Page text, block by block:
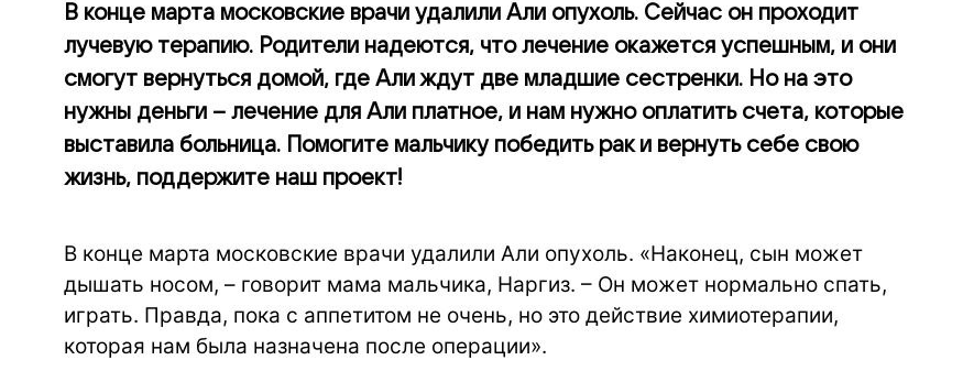
В конце марта московские врачи удалили Али опухоль. Сейчас он проходит
лучевую терапию. Родители надеются, что лечение окажется успешным, и они
смогут вернуться домой, где Али ждут две младшие сестренки. Но на это
нужны деньги – лечение для Али платное, и нам нужно оплатить счета, которые
выставила больница. Помогите мальчику победить рак и вернуть себе свою
жизнь, поддержите наш проект!
В конце марта московские врачи удалили Али опухоль. «Наконец, сын может
дышать носом, – говорит мама мальчика, Наргиз. – Он может нормально спать,
играть. Правда, пока с аппетитом не очень, но это действие химиотерапии,
которая нам была назначена после операции».